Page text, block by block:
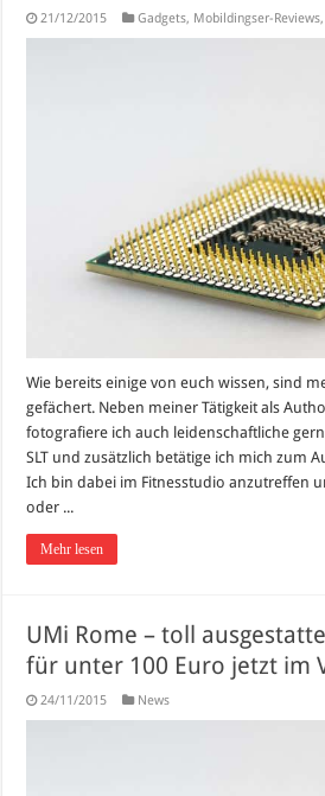
21/12/2015 Gadgets, Mobildingser-Reviews,
Wie bereits einige von euch wissen, sind
gefächert. Neben meiner Tätigkeit als
fotografiere ich auch leidenschaftliche
SLT und zusätzlich betätige ich mich zum
Ich bin dabei im Fitnesstudio anzutreffen
oder ...
Mehr lesen
UMi Rome – toll
für unter 100 Euro jetzt im
24/11/2015 News